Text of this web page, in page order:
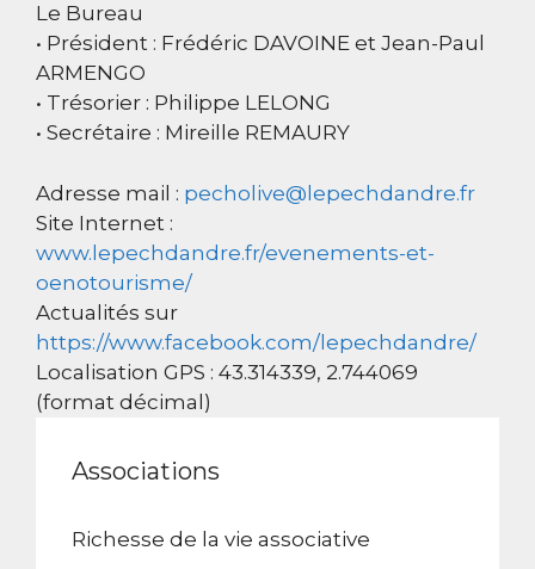
Le Bureau
• Président : Frédéric DAVOINE et Jean-Paul
ARMENGO
• Trésorier : Philippe LELONG
• Secrétaire : Mireille REMAURY
Adresse mail : pecholive@lepechdandre.fr
Site Internet :
www.lepechdandre.fr/evenements-et-
oenotourisme/
Actualités sur
https://www.facebook.com/lepechdandre/
Localisation GPS : 43.314339, 2.744069
(format décimal)
Associations
Richesse de la vie associative